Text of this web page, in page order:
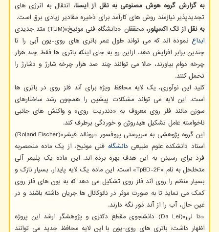
به گزارش گروه هوش مصنوعی به نقل از ایسنا، انتقال به انرژی های
تجدیدپذیر نیازمند روش های کارآمد برای ذخیره مقادیر زیادی برق است.
به نقل از تک اکسپلور،محققان «دانشگاه فنی مونیخ»(TUM) متد جدیدی
ابداع نموده اند که می تواند طول عمر باتری های روی-یون آبی را تا
چندین برابر افزایش دهد. ازاین رو به جای اینکه باتری ها فقط چند هزار
چرخه دوام بیاورند، حالا می توانند چند صد هزار چرخه شارژ و دشارژ را
تحمل کنند.
کلید این نوآوری، یک لایه محافظ ویژه برای آند فلز روی در باتری ها
است. این لایه می تواند مشکلات پیشین را همچون رشد ساختارهای
سوزن مانند فلز روی معروف به «دندریت روی» و واکنش های جانبی
ناخواسته عامل تشکیل هیدروژن و خوردگی برطرف کند.
این گروه پژوهشی به سرپرستی پروفسور «رونالد فیشر»(Roland Fischer)
استاد دانشکده علوم طبیعی دانشگاه فنی مونیخ، از یک ماده منحصربه
فرد برای رسیدن به این هدف بهره برده اند. این ماده یک پلیمر آلی
متخلخل به نام «TpBD-2F» است. این ماده یک لایه پایدار، بسیار نازک و
بسیار منظم را روی آند فلز روی تشکیل می دهد که به یون های فلز روی
کمک می نماید تا به صورت موثر در نانوکانال ها جریان داشته باشند و در
عین حال، آب را از آند دور نگه دارند.
«دا لی»(Da Lei) دانشجوی مقطع دکتری و پژوهشگر ارشد این پروژه
اظهار داشت: باتری های روی-یون با این لایه محافظ جدید می توانند